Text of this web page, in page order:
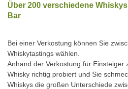
Über 200 verschiedene
Bar
Bei einer Verkostung können Sie
Whiskytastings wählen.
Anhand der Verkostung für Einsteiger
Whisky richtig probiert und Sie
Whiskys die großen Unterschiede